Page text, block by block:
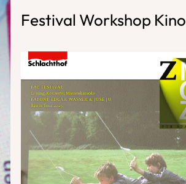
Festival Workshop Kino